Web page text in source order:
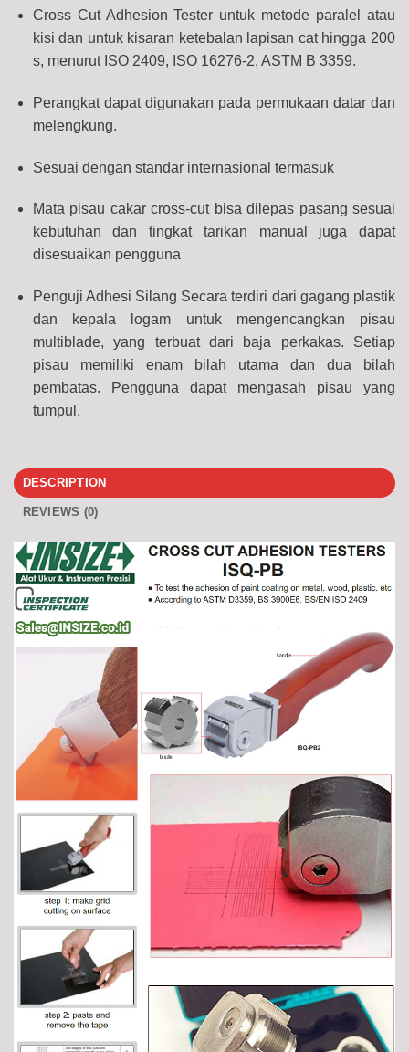
Cross Cut Adhesion Tester untuk metode paralel atau
kisi dan untuk kisaran ketebalan lapisan cat hingga 200
s, menurut ISO 2409, ISO 16276-2, ASTM B 3359.
Perangkat dapat digunakan pada permukaan datar dan
melengkung.
Sesuai dengan standar internasional termasuk
Mata pisau cakar cross-cut bisa dilepas pasang sesuai
kebutuhan dan tingkat tarikan manual juga dapat
disesuaikan pengguna
Penguji Adhesi Silang Secara terdiri dari gagang plastik
dan kepala logam untuk mengencangkan pisau
multiblade, yang terbuat dari baja perkakas. Setiap
pisau memiliki enam bilah utama dan dua bilah
pembatas. Pengguna dapat mengasah pisau yang
tumpul.
DESCRIPTION
REVIEWS (0)